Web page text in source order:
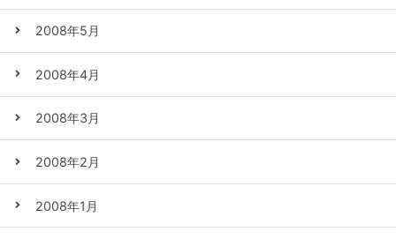
2008年5月
2008年4月
2008年3月
2008年2月
2008年1月